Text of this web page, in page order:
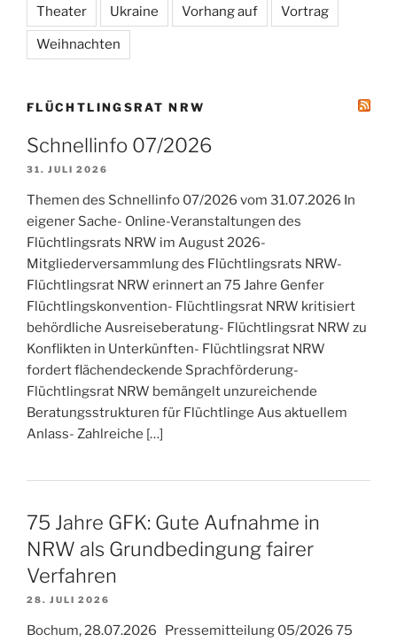
Theater Ukraine Vorhang auf Vortrag
Weihnachten
FLÜCHTLINGSRAT NRW
Schnellinfo 07/2026
31. JULI 2026
Themen des Schnellinfo 07/2026 vom 31.07.2026 In
eigener Sache- Online-Veranstaltungen des
Flüchtlingsrats NRW im August 2026-
Mitgliederversammlung des Flüchtlingsrats NRW-
Flüchtlingsrat NRW erinnert an 75 Jahre Genfer
Flüchtlingskonvention- Flüchtlingsrat NRW kritisiert
behördliche Ausreiseberatung- Flüchtlingsrat NRW zu
Konflikten in Unterkünften- Flüchtlingsrat NRW
fordert flächendeckende Sprachförderung-
Flüchtlingsrat NRW bemängelt unzureichende
Beratungsstrukturen für Flüchtlinge Aus aktuellem
Anlass- Zahlreiche […]
75 Jahre GFK: Gute Aufnahme in
NRW als Grundbedingung fairer
Verfahren
28. JULI 2026
Bochum, 28.07.2026 Pressemitteilung 05/2026 75